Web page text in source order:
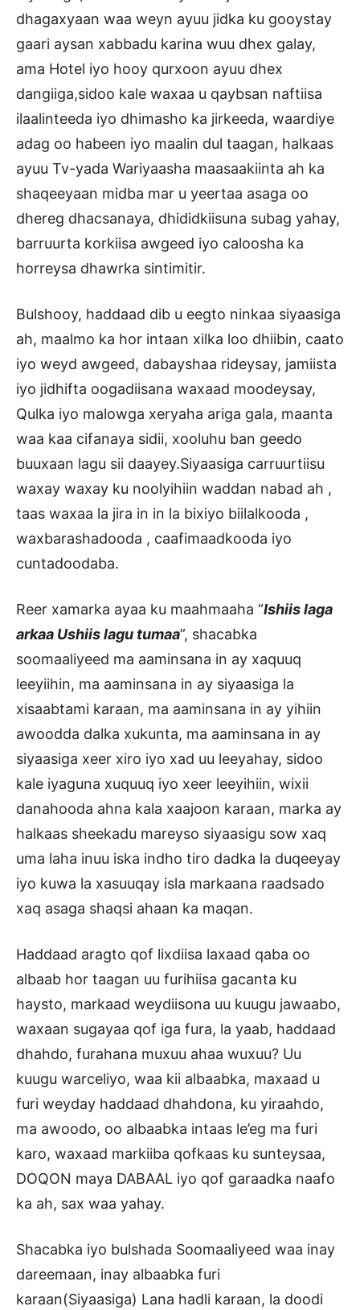
dhagaxyaan waa weyn ayuu jidka ku gooystay
gaari aysan xabbadu karina wuu dhex galay,
ama Hotel iyo hooy qurxoon ayuu dhex
dangiiga,sidoo kale waxaa u qaybsan naftiisa
ilaalinteeda iyo dhimasho ka jirkeeda, waardiye
adag oo habeen iyo maalin dul taagan, halkaas
ayuu Tv-yada Wariyaasha maasaakiinta ah ka
shaqeeyaan midba mar u yeertaa asaga oo
dhereg dhacsanaya, dhididkiisuna subag yahay,
barruurta korkiisa awgeed iyo caloosha ka
horreysa dhawrka sintimitir.
Bulshooy, haddaad dib u eegto ninkaa siyaasiga
ah, maalmo ka hor intaan xilka loo dhiibin, caato
iyo weyd awgeed, dabayshaa rideysay, jamiista
iyo jidhifta oogadiisana waxaad moodeysay,
Qulka iyo malowga xeryaha ariga gala, maanta
waa kaa cifanaya sidii, xooluhu ban geedo
buuxaan lagu sii daayey.Siyaasiga carruurtiisu
waxay waxay ku noolyihiin waddan nabad ah ,
taas waxaa la jira in in la bixiyo biilalkooda ,
waxbarashadooda , caafimaadkooda iyo
cuntadoodaba.
Reer xamarka ayaa ku maahmaaha “Ishiis laga
arkaa Ushiis lagu tumaa”, shacabka
soomaaliyeed ma aaminsana in ay xaquuq
leeyiihin, ma aaminsana in ay siyaasiga la
xisaabtami karaan, ma aaminsana in ay yihiin
awoodda dalka xukunta, ma aaminsana in ay
siyaasiga xeer xiro iyo xad uu leeyahay, sidoo
kale iyaguna xuquuq iyo xeer leeyihiin, wixii
danahooda ahna kala xaajoon karaan, marka ay
halkaas sheekadu mareyso siyaasigu sow xaq
uma laha inuu iska indho tiro dadka la duqeeyay
iyo kuwa la xasuuqay isla markaana raadsado
xaq asaga shaqsi ahaan ka maqan.
Haddaad aragto qof lixdiisa laxaad qaba oo
albaab hor taagan uu furihiisa gacanta ku
haysto, markaad weydiisona uu kuugu jawaabo,
waxaan sugayaa qof iga fura, la yaab, haddaad
dhahdo, furahana muxuu ahaa wuxuu? Uu
kuugu warceliyo, waa kii albaabka, maxaad u
furi weyday haddaad dhahdona, ku yiraahdo,
ma awoodo, oo albaabka intaas le’eg ma furi
karo, waxaad markiiba qofkaas ku sunteysaa,
DOQON maya DABAAL iyo qof garaadka naafo
ka ah, sax waa yahay.
Shacabka iyo bulshada Soomaaliyeed waa inay
dareemaan, inay albaabka furi
karaan(Siyaasiga) Lana hadli karaan, la doodi